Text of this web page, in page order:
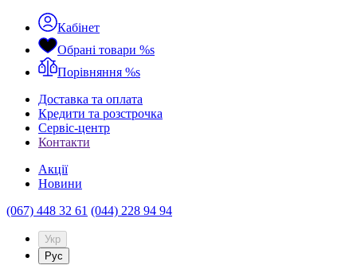
Кабінет
Обрані товари %s
Порівняння %s
Доставка та оплата
Кредити та розстрочка
Сервіc-центр
Контакти
Акції
Новини
(067) 448 32 61 (044) 228 94 94
Укр
Рус